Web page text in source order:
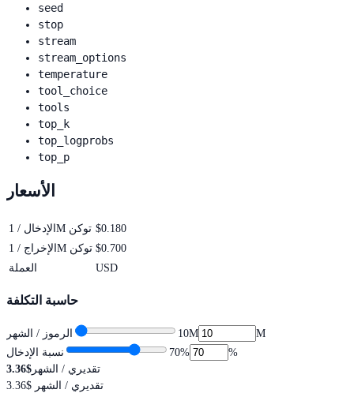
seed
stop
stream
stream_options
temperature
tool_choice
tools
top_k
top_logprobs
top_p
الأسعار
الإدخال / 1M توكن $0.180
الإخراج / 1M توكن $0.700
العملة
USD
حاسبة التكلفة
الرموز / الشهر 10M
M
نسبة الإدخال
70%
%
تقديري / الشهر $3.36
تقديري / الشهر $3.36